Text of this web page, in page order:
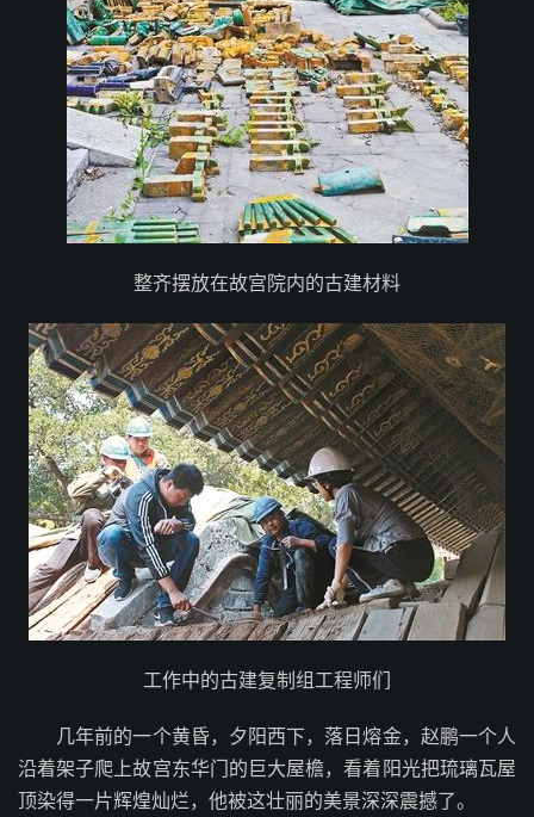
整齐摆放在故宫院内的古建材料
工作中的古建复制组工程师们
几年前的一个黄昏，夕阳西下，落日熔金，赵鹏一个人
沿着架子爬上故宫东华门的巨大屋檐，看着阳光把琉璃瓦屋
顶染得一片辉煌灿烂，他被这壮丽的美景深深震撼了。